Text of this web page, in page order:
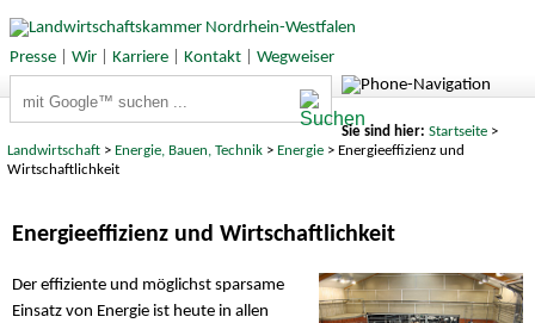
Presse| Wir| Karriere| Kontakt| Wegweiser
Sie sind hier: Startseite>
Landwirtschaft > Energie, Bauen, Technik > Energie > Energieeffizienz und
Wirtschaftlichkeit
Energieeffizienz und Wirtschaftlichkeit
Der effiziente und möglichst sparsame
Einsatz von Energie ist heute in allen